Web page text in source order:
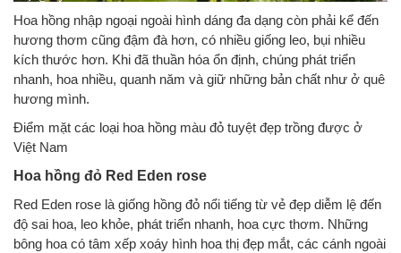
Hoa hồng nhập ngoại ngoài hình dáng đa dạng còn phải kể đến
hương thơm cũng đậm đà hơn, có nhiều giống leo, bụi nhiều
kích thước hơn. Khi đã thuần hóa ổn định, chúng phát triển
nhanh, hoa nhiều, quanh năm và giữ những bản chất như ở quê
hương mình.
Điểm mặt các loại hoa hồng màu đỏ tuyệt đẹp trồng được ở
Việt Nam
Hoa hồng đỏ Red Eden rose
Red Eden rose là giống hồng đỏ nổi tiếng từ vẻ đẹp diễm lệ đến
độ sai hoa, leo khỏe, phát triển nhanh, hoa cực thơm. Những
bông hoa có tâm xếp xoáy hình hoa thị đẹp mắt, các cánh ngoài